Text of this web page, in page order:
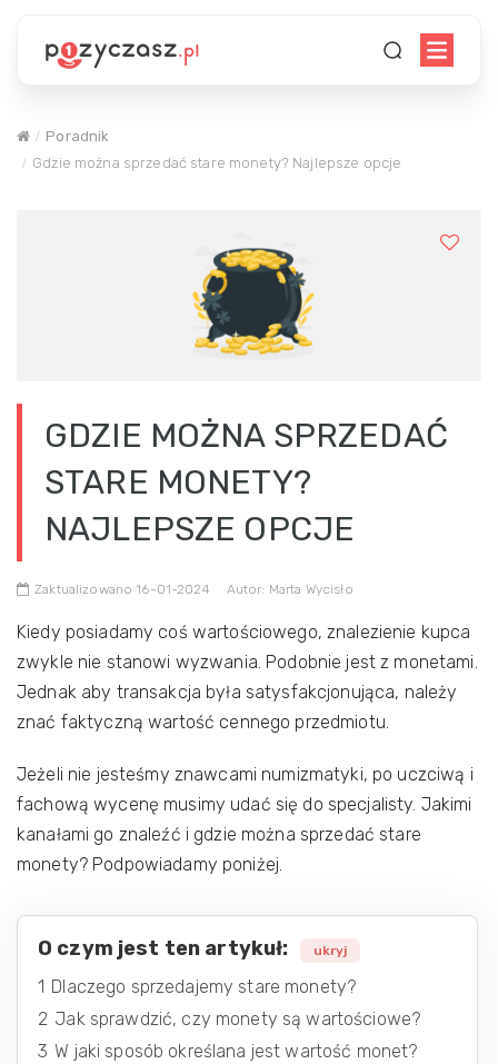
Poradnik
Gdzie można sprzedać stare monety? Najlepsze opcje
GDZIE MOŻNA SPRZEDAĆ
STARE MONETY?
NAJLEPSZE OPCJE
Zaktualizowano 16-01-2024 Autor: Marta Wycisło
Kiedy posiadamy coś wartościowego, znalezienie kupca
zwykle nie stanowi wyzwania. Podobnie jest z monetami.
Jednak aby transakcja była satysfakcjonująca, należy
znać faktyczną wartość cennego przedmiotu.
Jeżeli nie jesteśmy znawcami numizmatyki, po uczciwą i
fachową wycenę musimy udać się do specjalisty. Jakimi
kanałami go znaleźć i gdzie można sprzedać stare
monety? Podpowiadamy poniżej.
O czym jest ten artykuł: ukryj
1 Dlaczego sprzedajemy stare monety?
2 Jak sprawdzić, czy monety są wartościowe?
3 W jaki sposób określana jest wartość monet?